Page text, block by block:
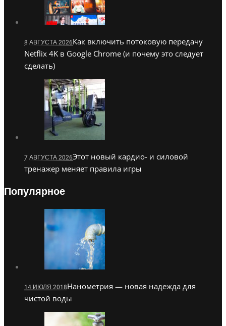
8 АВГУСТА 2026Как включить потоковую передачу
Netflix 4K в Google Chrome (и почему это следует
сделать)
7 АВГУСТА 2026Этот новый кардио- и силовой
тренажер меняет правила игры
Популярное
14 ИЮЛЯ 2018Нанометрия — новая надежда для
чистой воды